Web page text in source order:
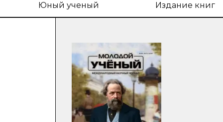
Юный ученый Издание книг